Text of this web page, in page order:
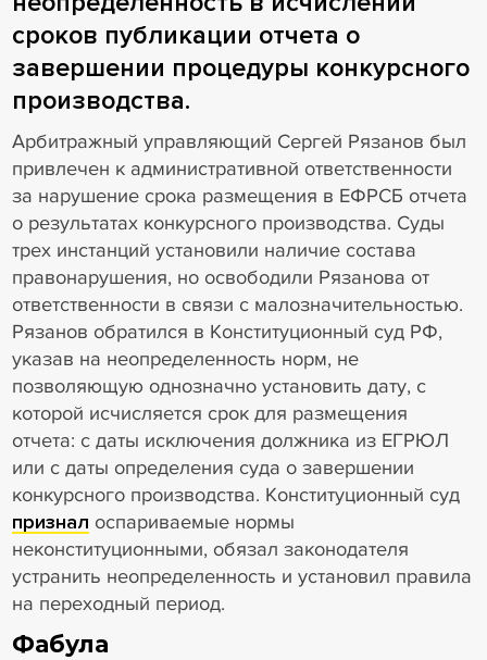
сроков публикации отчета о
завершении процедуры конкурсного
производства.
Арбитражный управляющий Сергей Рязанов был
привлечен к административной ответственности
за нарушение срока размещения в ЕФРСБ отчета
о результатах конкурсного производства. Суды
трех инстанций установили наличие состава
правонарушения, но освободили Рязанова от
ответственности в связи с малозначительностью.
Рязанов обратился в Конституционный суд РФ,
указав на неопределенность норм, не
позволяющую однозначно установить дату, с
которой исчисляется срок для размещения
отчета: с даты исключения должника из ЕГРЮЛ
или с даты определения суда о завершении
конкурсного производства. Конституционный суд
признал оспариваемые нормы
неконституционными, обязал законодателя
устранить неопределенность и установил правила
на переходный период.
Фабула